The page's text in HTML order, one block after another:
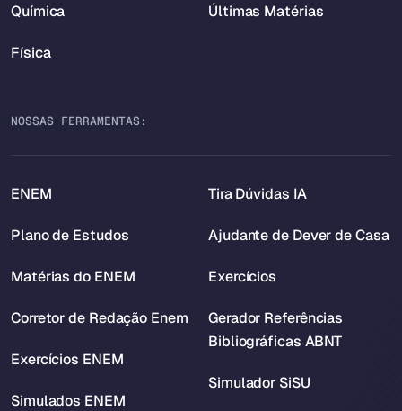
Química
Física
Últimas Matérias
NOSSAS FERRAMENTAS:
ENEM
Plano de Estudos
Matérias do ENEM
Corretor de Redação Enem
Exercícios ENEM
Simulados ENEM
Tira Dúvidas IA
Ajudante de Dever de Casa
Exercícios
Gerador Referências
Bibliográficas ABNT
Simulador SiSU